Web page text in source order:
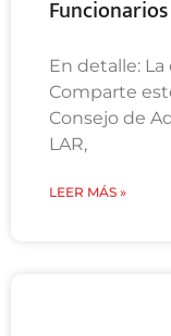
Funcionarios
En detalle:
Comparte
Consejo de
LAR,
LEER MÁS »